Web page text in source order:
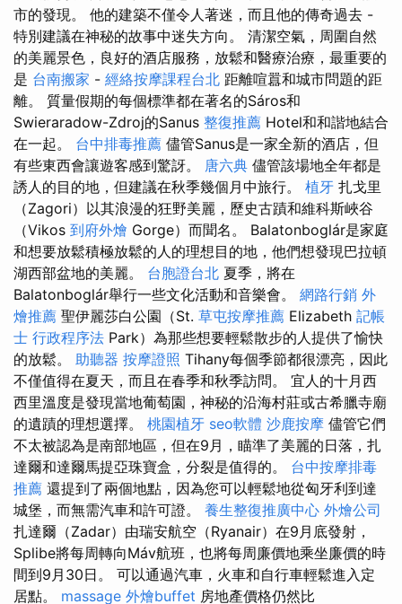
市的發現。 他的建築不僅令人著迷，而且他的傳奇過去 -
特別建議在神秘的故事中迷失方向。 清潔空氣，周圍自然
的美麗景色，良好的酒店服務，放鬆和醫療治療，最重要的
是 台南搬家 - 經絡按摩課程台北 距離喧囂和城市問題的距
離。 質量假期的每個標準都在著名的Sáros和
Swieraradow-Zdroj的Sanus 整復推薦 Hotel和和諧地結合
在一起。 台中排毒推薦 儘管Sanus是一家全新的酒店，但
有些東西會讓遊客感到驚訝。 唐六典 儘管該場地全年都是
誘人的目的地，但建議在秋季幾個月中旅行。 植牙 扎戈里
（Zagori）以其浪漫的狂野美麗，歷史古蹟和維科斯峽谷
（Vikos 到府外燴 Gorge）而聞名。 Balatonboglár是家庭
和想要放鬆積極放鬆的人的理想目的地，他們想發現巴拉頓
湖西部盆地的美麗。 台胞證台北 夏季，將在
Balatonboglár舉行一些文化活動和音樂會。 網路行銷 外
燴推薦 聖伊麗莎白公園（St. 草屯按摩推薦 Elizabeth 記帳
士 行政程序法 Park）為那些想要輕鬆散步的人提供了愉快
的放鬆。 助聽器 按摩證照 Tihany每個季節都很漂亮，因此
不僅值得在夏天，而且在春季和秋季訪問。 宜人的十月西
西里溫度是發現當地葡萄園，神秘的沿海村莊或古希臘寺廟
的遺蹟的理想選擇。 桃園植牙 seo軟體 沙鹿按摩 儘管它們
不太被認為是南部地區，但在9月，瞄準了美麗的日落，扎
達爾和達爾馬提亞珠寶盒，分裂是值得的。 台中按摩排毒
推薦 還提到了兩個地點，因為您可以輕鬆地從匈牙利到達
城堡，而無需汽車和許可證。 養生整復推廣中心 外燴公司
扎達爾（Zadar）由瑞安航空（Ryanair）在9月底發射，
Splibe將每周轉向Máv航班，也將每周廉價地乘坐廉價的時
間到9月30日。 可以通過汽車，火車和自行車輕鬆進入定
居點。 massage 外燴buffet 房地產價格仍然比